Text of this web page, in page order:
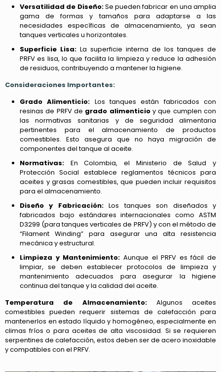
Versatilidad de Diseño:Se pueden fabricar en una amplia
gama de formas y tamaños para adaptarse a las
necesidades específicas de almacenamiento, ya sean
tanques verticales u horizontales.
Superficie Lisa: La superficie interna de los tanques de
PRFV es lisa, lo que facilita la limpieza y reduce la adhesión
de residuos, contribuyendo a mantener la higiene.
Consideraciones Importantes:
Grado Alimenticio: Los tanques están fabricados con
resinas de PRFV de grado alimenticioy que cumplen con
las normativas sanitarias y de seguridad alimentaria
pertinentes para el almacenamiento de productos
comestibles. Esto asegura que no haya migración de
componentes del tanque al aceite.
Normativas: En Colombia, el Ministerio de Salud y
Protección Social establece reglamentos técnicos para
aceites y grasas comestibles, que pueden incluir requisitos
para el almacenamiento.
Diseño y Fabricación:Los tanques son diseñados y
fabricados bajo estándares internacionales como ASTM
D3299 (para tanques verticales de PRFV) y con el método de
“Filament Winding” para asegurar una alta resistencia
mecánica y estructural.
Limpieza y Mantenimiento: Aunque el PRFV es fácil de
limpiar, se deben establecer protocolos de limpieza y
mantenimiento adecuados para asegurar la higiene
continua del tanque y la calidad del aceite.
Temperatura de Almacenamiento:Algunos aceites
comestibles pueden requerir sistemas de calefacción para
mantenerlos en estado líquido y homogéneo, especialmente en
climas fríos o para aceites de alta viscosidad. Si se requieren
serpentines de calefacción, estos deben ser de acero inoxidable
y compatibles con el PRFV.